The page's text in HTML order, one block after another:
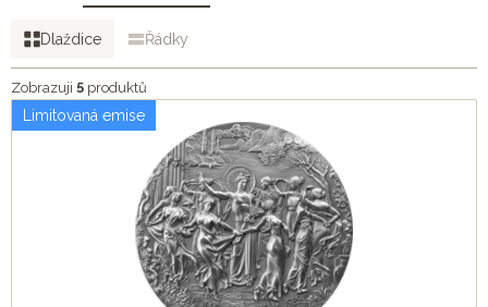
Dlaždice Řádky
Zobrazuji 5 produktů
Limitovaná emise